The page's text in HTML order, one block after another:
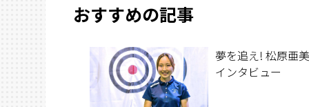
おすすめの記事
夢を追え! 松原亜
インタビュー